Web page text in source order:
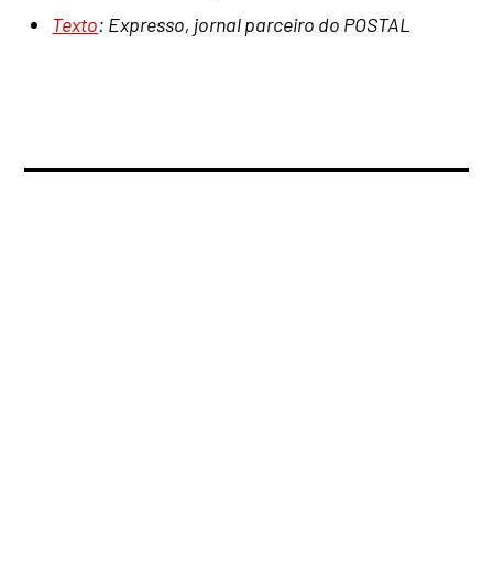
Texto: Expresso, jornal parceiro do POSTAL